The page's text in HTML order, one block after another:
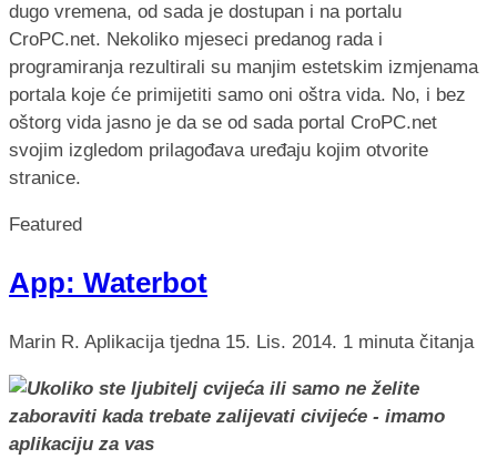
dugo vremena, od sada je dostupan i na portalu
CroPC.net. Nekoliko mjeseci predanog rada i
programiranja rezultirali su manjim estetskim izmjenama
portala koje će primijetiti samo oni oštra vida. No, i bez
oštorg vida jasno je da se od sada portal CroPC.net
svojim izgledom prilagođava uređaju kojim otvorite
stranice.
Featured
App: Waterbot
Marin R. Aplikacija tjedna 15. Lis. 2014. 1 minuta čitanja